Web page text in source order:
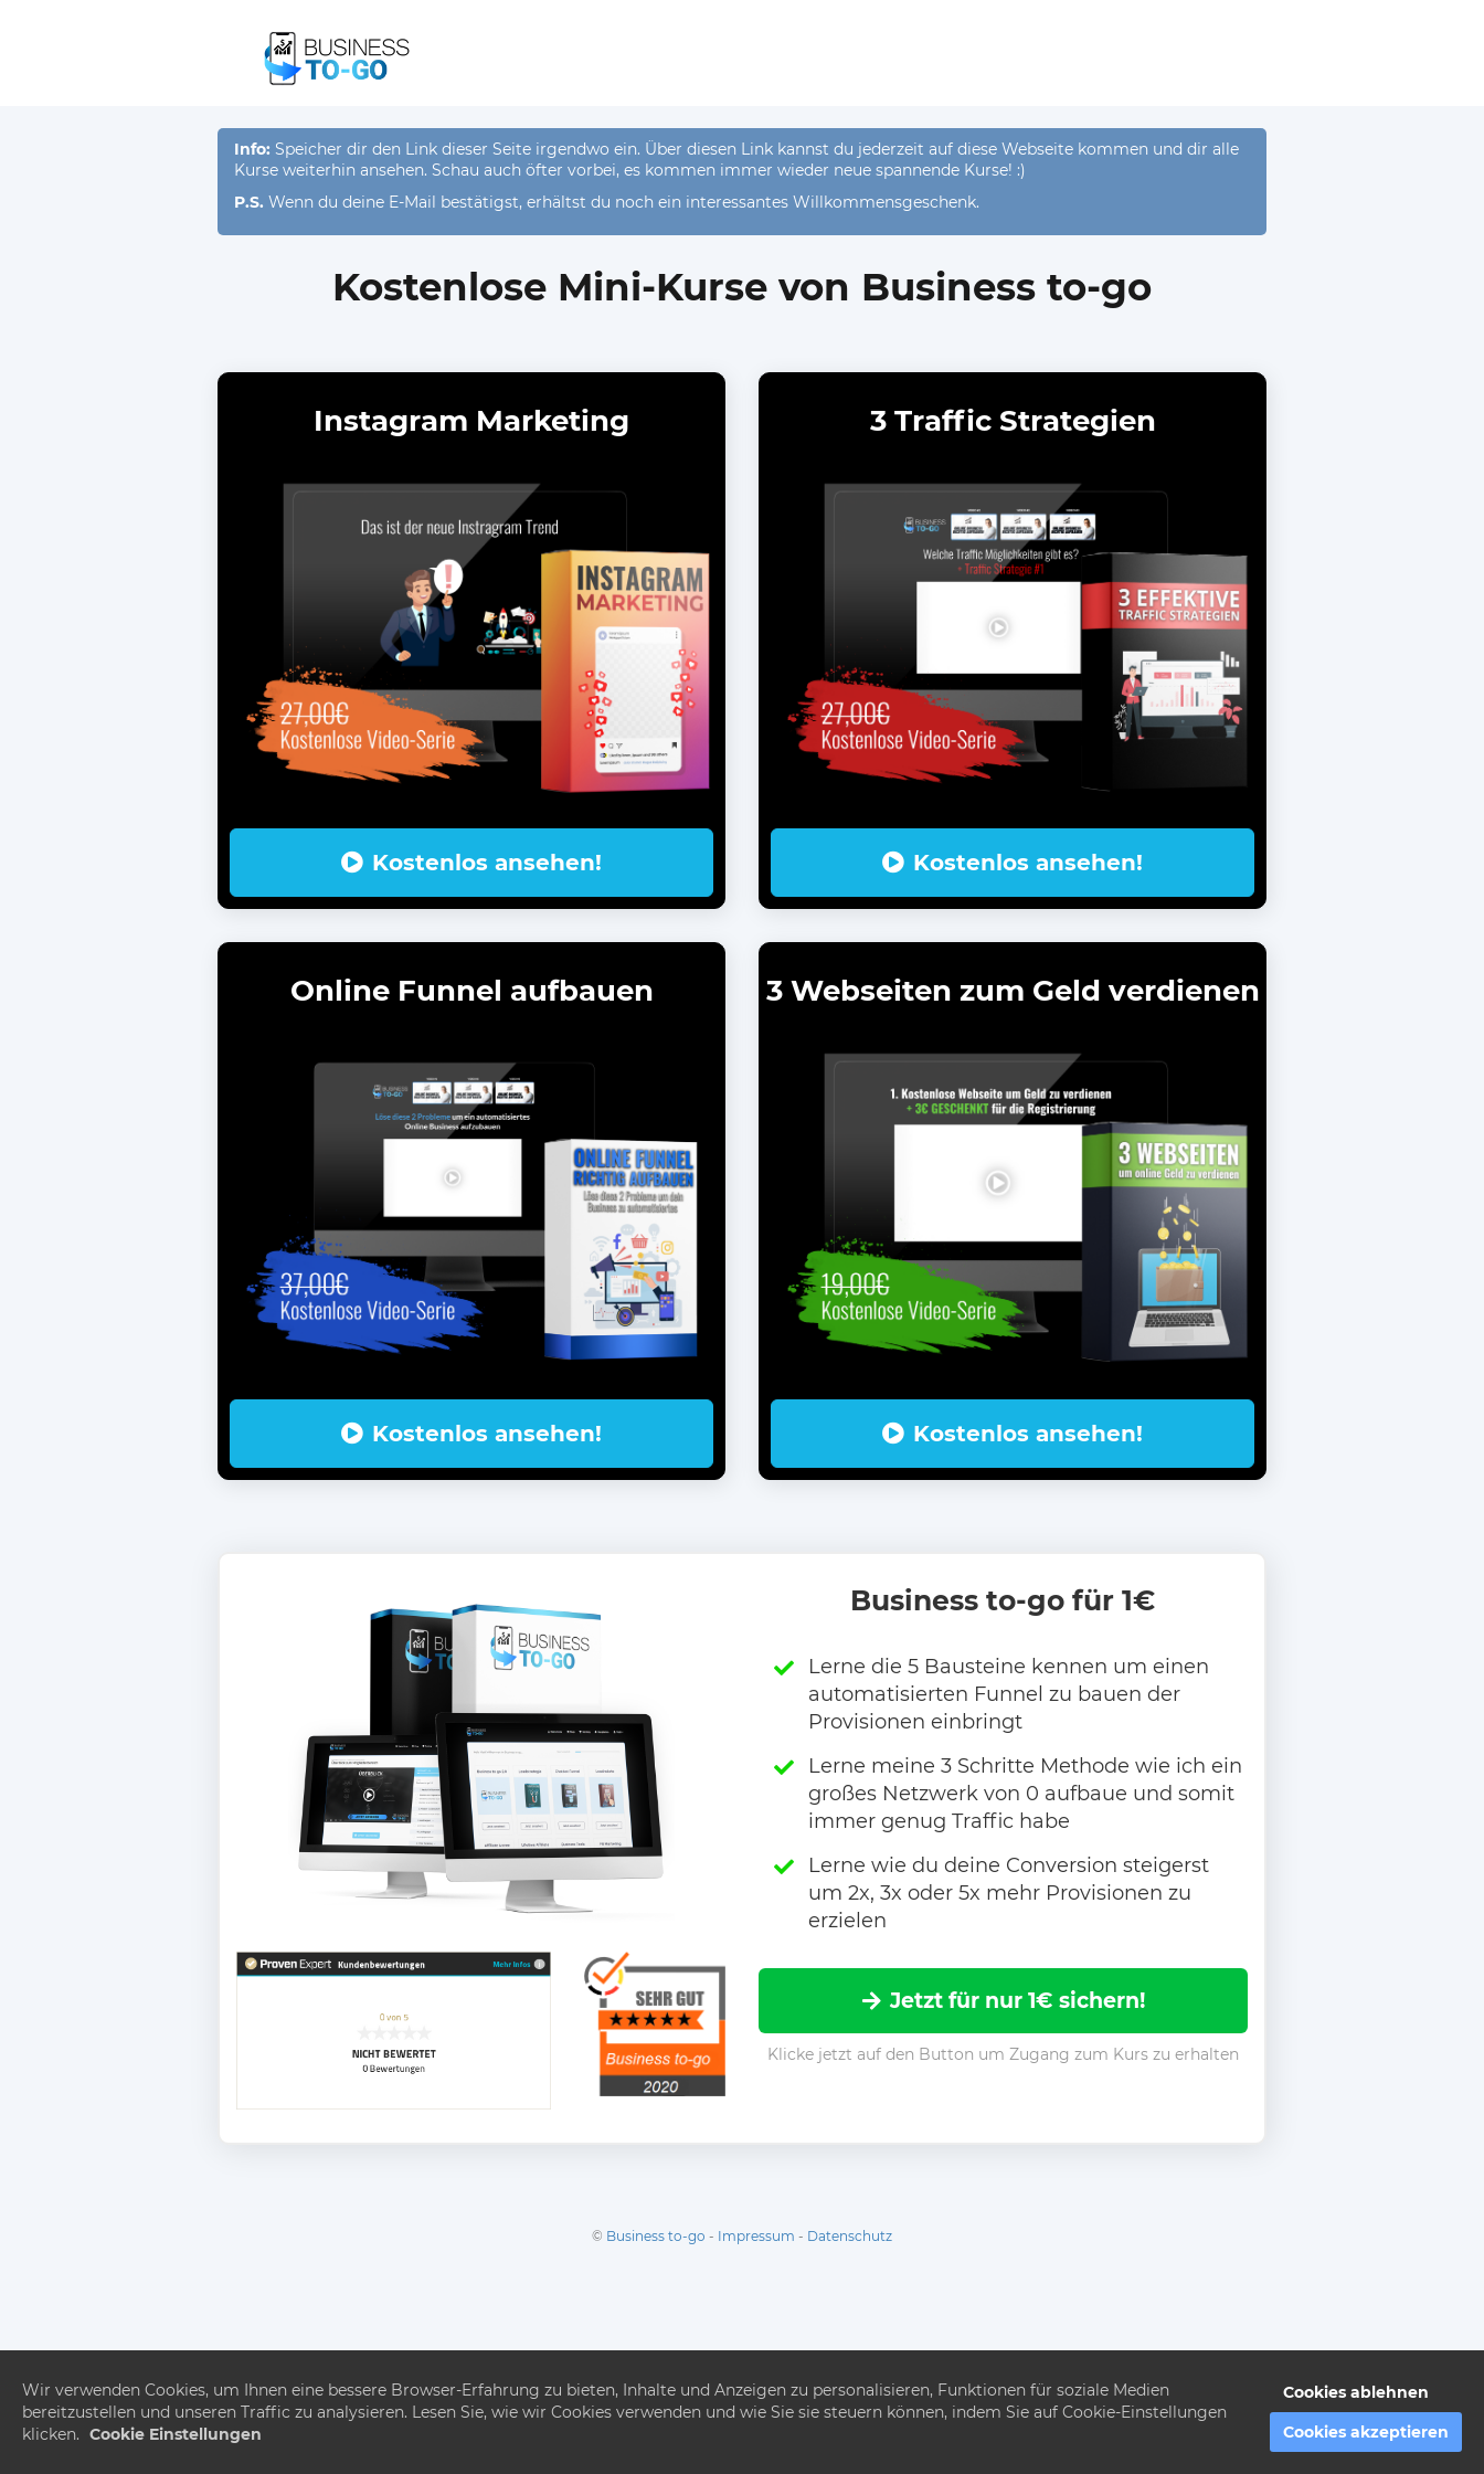
Info: Speicher dir den Link dieser Seite irgendwo ein. Über diesen Link kannst du jederzeit auf diese Webseite kommen und dir alle
Kurse weiterhin ansehen. Schau auch öfter vorbei, es kommen immer wieder neue spannende Kurse! :)
P.S. Wenn du deine E-Mail bestätigst, erhältst du noch ein interessantes Willkommensgeschenk.
Kostenlose Mini-Kurse von Business to-go
Instagram Marketing
Kostenlos ansehen!
Online Funnel aufbauen
Kostenlos ansehen!
3 Traffic Strategien
Kostenlos ansehen!
3 Webseiten zum Geld verdienen
Kostenlos ansehen!
Business to-go für 1€
Lerne die 5 Bausteine kennen um einen
automatisierten Funnel zu bauen der
Provisionen einbringt
Lerne meine 3 Schritte Methode wie ich ein
großes Netzwerk von 0 aufbaue und somit
immer genug Traffic habe
Lerne wie du deine Conversion steigerst
um 2x, 3x oder 5x mehr Provisionen zu
erzielen
Jetzt für nur 1€ sichern!
Klicke jetzt auf den Button um Zugang zum Kurs zu erhalten
© Business to-go - Impressum - Datenschutz
Wir verwenden Cookies, um Ihnen eine bessere Browser-Erfahrung zu bieten, Inhalte und Anzeigen zu personalisieren, Funktionen für soziale Medien
bereitzustellen und unseren Traffic zu analysieren. Lesen Sie, wie wir Cookies verwenden und wie Sie sie steuern können, indem Sie auf Cookie-Einstellungen
klicken. Cookie Einstellungen
Cookies ablehnen
Cookies akzeptieren